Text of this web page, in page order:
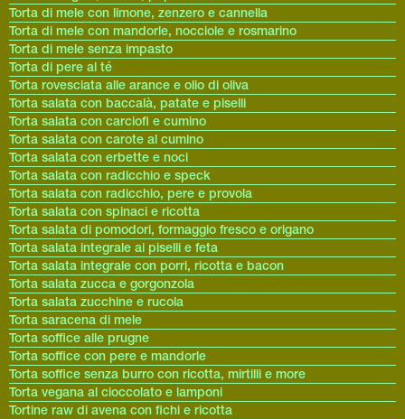
Torta di mele con limone, zenzero e cannella
Torta di mele con mandorle, nocciole e rosmarino
Torta di mele senza impasto
Torta di pere al té
Torta rovesciata alle arance e olio di oliva
Torta salata con baccalà, patate e piselli
Torta salata con carciofi e cumino
Torta salata con carote al cumino
Torta salata con erbette e noci
Torta salata con radicchio e speck
Torta salata con radicchio, pere e provola
Torta salata con spinaci e ricotta
Torta salata di pomodori, formaggio fresco e origano
Torta salata integrale ai piselli e feta
Torta salata integrale con porri, ricotta e bacon
Torta salata zucca e gorgonzola
Torta salata zucchine e rucola
Torta saracena di mele
Torta soffice alle prugne
Torta soffice con pere e mandorle
Torta soffice senza burro con ricotta, mirtilli e more
Torta vegana al cioccolato e lamponi
Tortine raw di avena con fichi e ricotta